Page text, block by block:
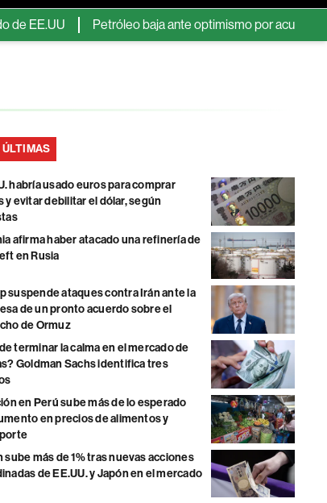
Petróleo baja ante optimismo por acuerdo con
ÚLTIMAS
habría usado euros para comprar
y evitar debilitar el dólar, según
afirma haber atacado una refinería de
en Rusia
suspende ataques contra Irán ante la
de un pronto acuerdo sobre el
de Ormuz
terminar la calma en el mercado de
Goldman Sachs identifica tres
en Perú sube más de lo esperado
en precios de alimentos y
sube más de 1% tras nuevas acciones
de EE.UU. y Japón en el mercado